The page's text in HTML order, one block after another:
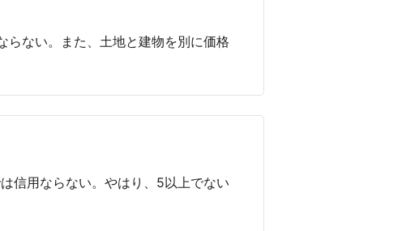
らない。また、土地と建物を別に価格
信用ならない。やはり、5以上でない